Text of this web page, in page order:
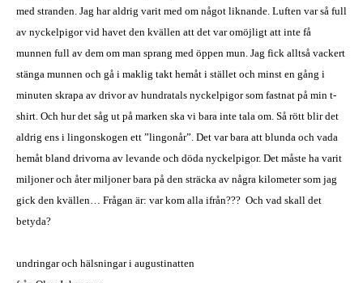
med stranden. Jag har aldrig varit med om något liknande. Luften var så full
av nyckelpigor vid havet den kvällen att det var omöjligt att inte få
munnen full av dem om man sprang med öppen mun. Jag fick alltså vackert
stänga munnen och gå i maklig takt hemåt i stället och minst en gång i
minuten skrapa av drivor av hundratals nyckelpigor som fastnat på min t-
shirt. Och hur det såg ut på marken ska vi bara inte tala om. Så rött blir det
aldrig ens i lingonskogen ett ”lingonår”. Det var bara att blunda och vada
hemåt bland drivorna av levande och döda nyckelpigor. Det måste ha varit
miljoner och åter miljoner bara på den sträcka av några kilometer som jag
gick den kvällen… Frågan är: var kom alla ifrån??? Och vad skall det
betyda?
undringar och hälsningar i augustinatten